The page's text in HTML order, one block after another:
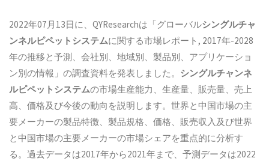
2022年07月13日に、QYResearchは「グローバルシングルチャ
ンネルピペットシステムに関する市場レポート, 2017年-2028
年の推移と予測、会社別、地域別、製品別、アプリケーショ
ン別の情報」の調査資料を発表しました。 シングルチャンネ
ルピペットシステムの市場生産能力、生産量、販売量、売上
高、価格及び今後の動向を説明します。世界と中国市場の主
要メーカーの製品特徴、製品規格、価格、販売収入及び世界
と中国市場の主要メーカーの市場シェアを重点的に分析す
る。過去データは2017年から2021年まで、予測データは2022